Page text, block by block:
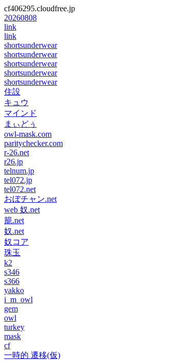
cf406295.cloudfree.jp
20260808
link
link
shortsunderwear
shortsunderwear
shortsunderwear
shortsunderwear
shortsunderwear
住設
キュウ
マインド
まぃどぅ
owl-mask.com
paritychecker.com
r-26.net
r26.jp
telnum.jp
tel072.jp
tel072.net
おぼチャン.net
web 奴.net
籠.net
奴.net
奴コア
珠玉
k2
s346
s366
yakko
i_m_owl
gem
owl
turkey
mask
cf
一時的 遷移(仮)